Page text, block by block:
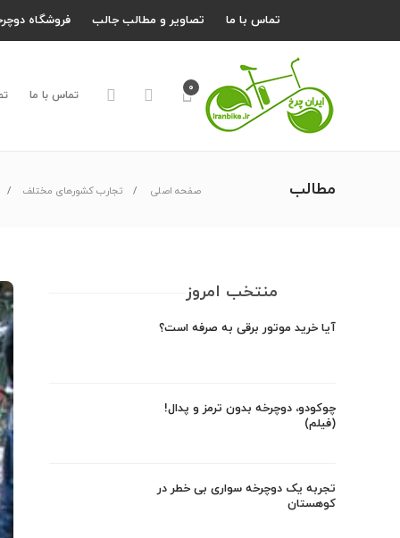
فروشگاه تصاویر و مطالب جالب تماس با ما
تماس با ما
۰
مطالب صفحه اصلی تجارب کشورهای مختلف
منتخب امروز
آیا خرید موتور برقی به صرفه است؟
چوکودو، دوچرخه بدون ترمز و پدال!
(فیلم)
تجربه یک دوچرخه سواری بی خطر در
کوهستان